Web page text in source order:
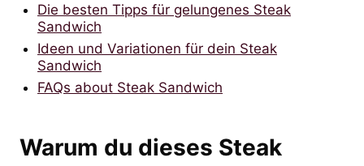
Die besten Tipps für gelungenes Steak
Sandwich
Ideen und Variationen für dein Steak
Sandwich
FAQs about Steak Sandwich
Warum du dieses Steak